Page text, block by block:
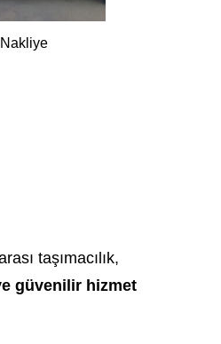
taşımacılık,
güvenilir hizmet